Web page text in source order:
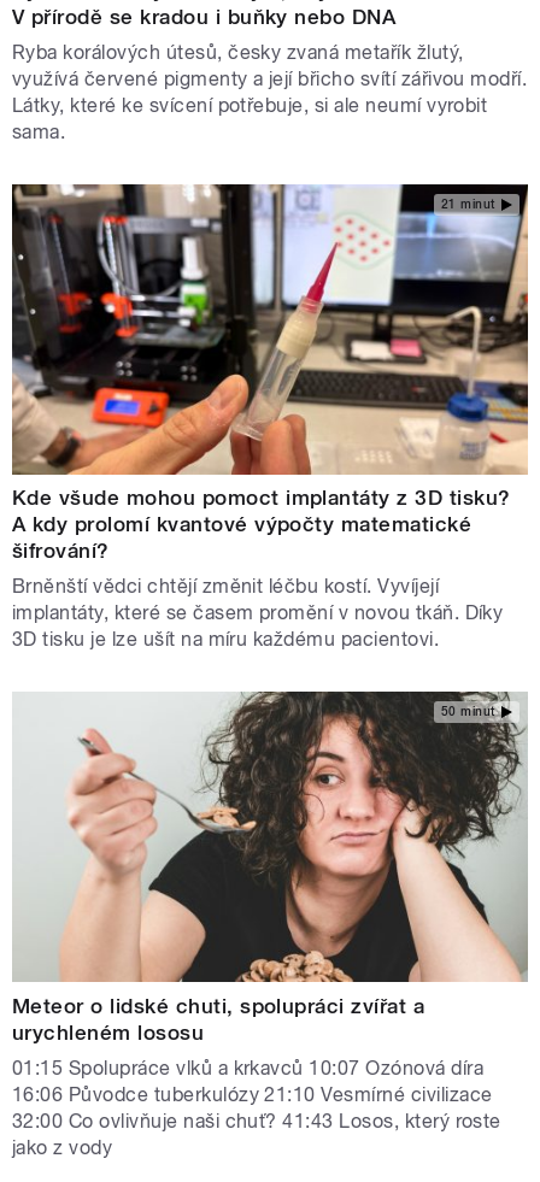
V přírodě se kradou i buňky nebo DNA
Ryba korálových útesů, česky zvaná metařík žlutý,
využívá červené pigmenty a její břicho svítí zářivou modří.
Látky, které ke svícení potřebuje, si ale neumí vyrobit
sama.
21 minut
Kde všude mohou pomoct implantáty z 3D tisku?
A kdy prolomí kvantové výpočty matematické
šifrování?
Brněnští vědci chtějí změnit léčbu kostí. Vyvíjejí
implantáty, které se časem promění v novou tkáň. Díky
3D tisku je lze ušít na míru každému pacientovi.
50 minut
Meteor o lidské chuti, spolupráci zvířat a
urychleném lososu
01:15 Spolupráce vlků a krkavců 10:07 Ozónová díra
16:06 Původce tuberkulózy 21:10 Vesmírné civilizace
32:00 Co ovlivňuje naši chuť? 41:43 Losos, který roste
jako z vody